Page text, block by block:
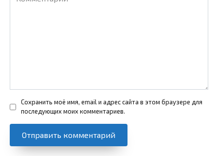
Сохранить моё имя, email и адрес сайта в этом браузере для
последующих моих комментариев.